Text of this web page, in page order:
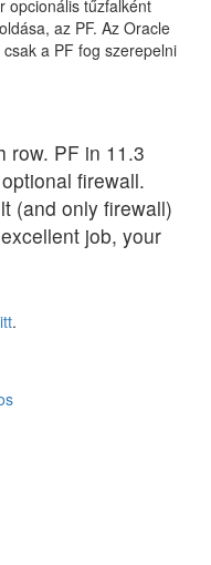
opcionális tűzfalként
az PF. Az Oracle
a PF fog szerepelni
row. PF in 11.3
firewall.
(and only firewall)
job, your
itt.